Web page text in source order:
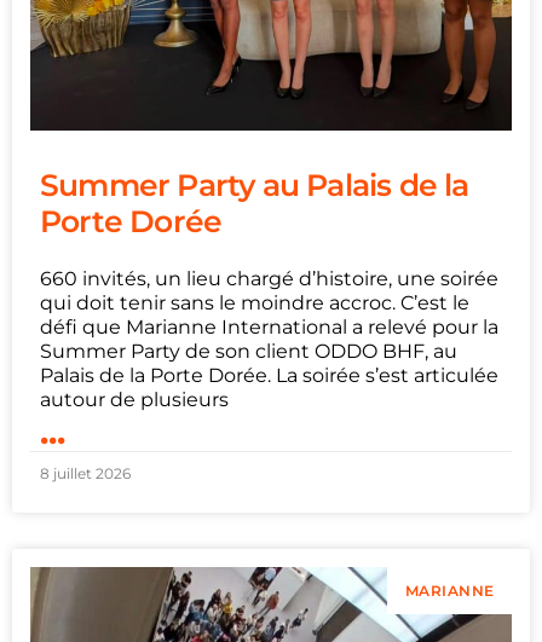
Summer Party au Palais de la
Porte Dorée
660 invités, un lieu chargé d’histoire, une soirée
qui doit tenir sans le moindre accroc. C’est le
défi que Marianne International a relevé pour la
Summer Party de son client ODDO BHF, au
Palais de la Porte Dorée. La soirée s’est articulée
autour de plusieurs
...
8 juillet 2026
MARIANNE